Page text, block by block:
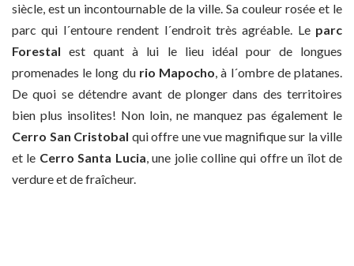
siècle, est un incontournable de la ville. Sa couleur rosée et le
parc qui l´entoure rendent l´endroit très agréable. Le parc
Forestal est quant à lui le lieu idéal pour de longues
promenades le long du rio Mapocho, à l´ombre de platanes.
De quoi se détendre avant de plonger dans des territoires
bien plus insolites! Non loin, ne manquez pas également le
Cerro San Cristobal qui offre une vue magnifique sur la ville
et le Cerro Santa Lucia, une jolie colline qui offre un îlot de
verdure et de fraîcheur.